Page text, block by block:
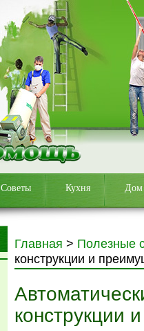
Советы Кухня Дом
Главная > Полезные
конструкции и
конструкции